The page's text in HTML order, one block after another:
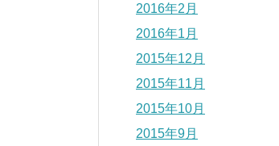
2016年2月
2016年1月
2015年12月
2015年11月
2015年10月
2015年9月